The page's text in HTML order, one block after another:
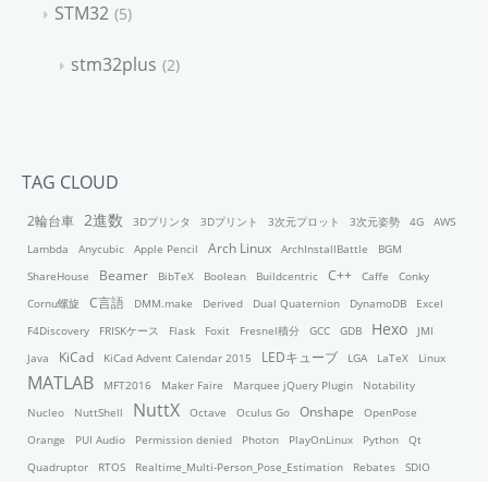
STM32 5
stm32plus 2
TAG CLOUD
2輪台車 2進数 3Dプリンタ 3Dプリント 3次元プロット 3次元姿勢 4G
AWS
Lambda
Anycubic Apple Pencil Arch Linux ArchInstallBattle
BGM
ShareHouse
Beamer BibTeX Boolean Buildcentric C++ Caffe
Conky
Cornu螺旋
C言語 DMM.make Derived Dual Quaternion DynamoDB
Excel
F4Discovery
FRISKケース Flask Foxit Fresnel積分 GCC GDB Hexo
JMI
Java
KiCad KiCad Advent Calendar 2015 LEDキューブ LGA LaTeX Linux
MATLAB MFT2016 Maker Faire Marquee jQuery Plugin
Notability
Nucleo
NuttShell NuttX Octave Oculus Go Onshape
OpenPose
Orange
PUI Audio Permission denied Photon PlayOnLinux Python
Qt
Quadruptor
RTOS Realtime_Multi-Person_Pose_Estimation Rebates
SDIO